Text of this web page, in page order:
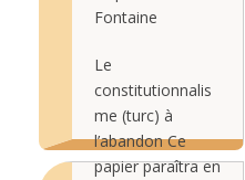
Fontaine
Le
constitutionnalis
me (turc) à
l’abandon Ce
papier paraîtra en